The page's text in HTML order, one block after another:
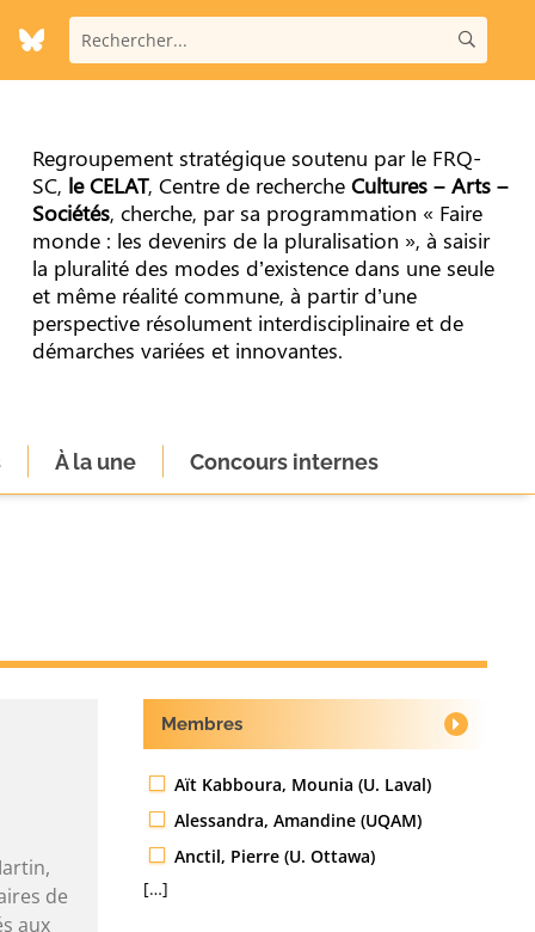
Regroupement stratégique soutenu par le FRQ-
SC, le CELAT, Centre de recherche Cultures – Arts –
Sociétés, cherche, par sa programmation « Faire
monde : les devenirs de la pluralisation », à saisir
la pluralité des modes d’existence dans une seule
et même réalité commune, à partir d’une
perspective résolument interdisciplinaire et de
démarches variées et innovantes.
À la une Concours internes
de
aux
Membres
Aït Kabboura, Mounia (U. Laval)
Alessandra, Amandine (UQAM)
Anctil, Pierre (U. Ottawa)
[…]